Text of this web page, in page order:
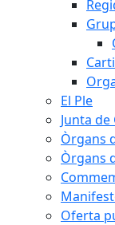
El Ple
Junta
Òrgans
Òrgans
Oferta